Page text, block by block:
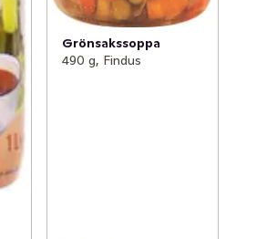
Grönsakssoppa
490 g, Findus